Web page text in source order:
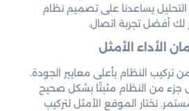
التحليل يساعدنا على تصميم نظام
لك أفضل تجربة اتصال.
الأداء الأمثل
تركيب النظام بأعلى معايير الجودة.
من النظام مثبتًا بشكل صحيح
نختار الموقع الأمثل لتركيب